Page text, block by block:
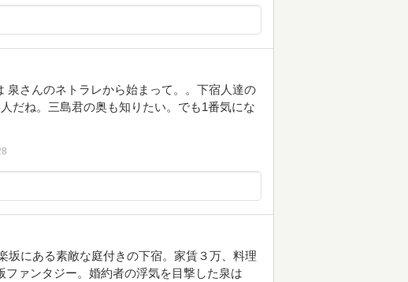
泉さんのネトラレから始まって。。下宿人達の
だね。三島君の奥も知りたい。でも1番気にな
ある素敵な庭付きの下宿。家賃３万、料理
ファンタジー。婚約者の浮気を目撃した泉は